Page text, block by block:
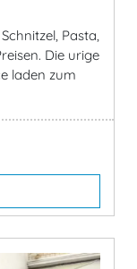
Pasta,
Die urige
laden zum